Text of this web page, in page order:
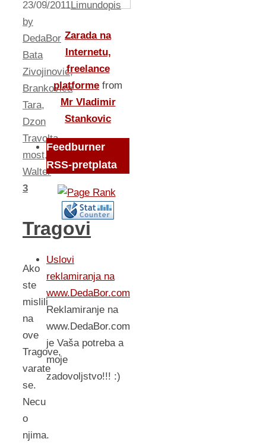
23/09/2011Limundopis
by
DedaBor
Bata
Zivojinovic,
Brankovica
Tara,
Dzon
Travolta,
most,
Walter
3
Tragovi
Ako
ste
mislili
na
ove
Tragove,
varate
se.
Necu
o
njima.
Zarada na
Internetu,
freelance
platforme from
Mr Vladimir
Stankovic
Feedburner
RSS-pretplata
Uslovi
reklamiranja na
www.DedaBor.com
Reklamiranje na
www.DedaBor.com
je Vaša potreba a
moje
zadovoljstvo!!! :)